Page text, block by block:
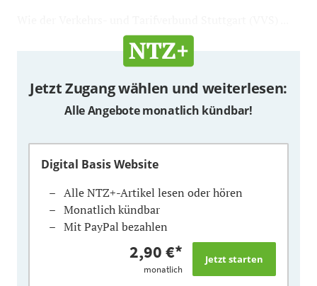
Jetzt Zugang wählen und weiterlesen:
Alle Angebote monatlich kündbar!
Digital Basis Website
Alle NTZ+-Artikel lesen oder hören
Monatlich kündbar
Mit PayPal bezahlen
2,90 €*
monatlich